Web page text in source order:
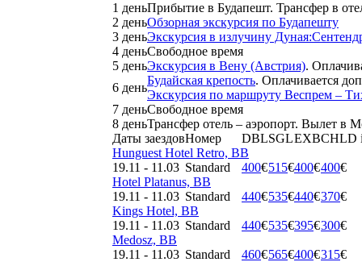
1 деньПрибытие в Будапешт. Трансфер в
2 деньОбзорная экскурсия по Будапешту
3 деньЭкскурсия в излучину
4 деньСвободное время
5 деньЭкскурсия в Вену (Австрия).
6 день
Будайская крепость. Оплачивается
Экскурсия по маршруту Веспрем –
7 деньСвободное время
8 деньТрансфер отель – аэропорт. Вылет в
Даты заездовНомер DBLSGLEXBCHLD
Hunguest Hotel Retro, BB
19.11 - 11.03 Standard 400€515€400€400€
Hotel Platanus, BB
19.11 - 11.03 Standard 440€535€440€370€
Kings Hotel, BB
19.11 - 11.03 Standard 440€535€395€300€
Medosz, BB
19.11 - 11.03 Standard 460€565€400€315€